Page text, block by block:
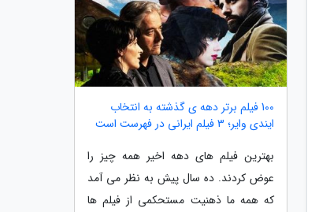
100 فیلم برتر دهه ی گذشته به انتخاب
ایندی وایر؛ 3 فیلم ایرانی در فهرست است
بهترین فیلم های دهه اخیر همه چیز را
عوض کردند. ده سال پیش به نظر می آمد
که همه ما ذهنیت مستحکمی از فیلم ها